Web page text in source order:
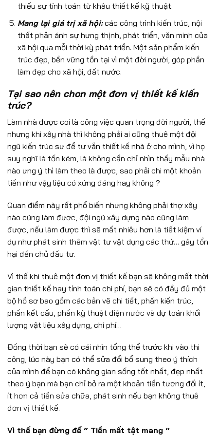
thiếu sự tính toán từ khâu thiết kế kỹ thuật.
Mang lại giá trị xã hội:các công trình kiến trúc, nội
thất phản ánh sự hưng thịnh, phát triển, văn minh của
xã hội qua mỗi thời kỳ phát triển. Một sản phẩm kiến
trúc đẹp, bền vững tồn tại vì một đời người, góp phần
làm đẹp cho xã hội, đất nước.
Tại sao nên chon một đơn vị thiết kế kiến
trúc?
Làm nhà được coi là công việc quan trọng đời người, thế
nhưng khi xây nhà thì không phải ai cũng thuê một đội
ngũ kiến trúc sư để tư vắn thiết kế nhà ở cho mình, vì họ
suy nghĩ là tốn kém, là không cần chỉ nhìn thấy mẫu nhà
nào ưng ý thì làm theo là được, sao phải chi một khoản
tiền như vậy liệu có xứng đáng hay không ?
Quan điểm này rất phổ biến nhưng không phải thợ xây
nào cũng làm đươc, đội ngũ xây dựng nào cũng làm
được, nếu làm được thì sẽ mất nhiêu hơn là tiết kiệm ví
dụ như phát sinh thêm vật tư vật dụng các thứ… gây tổn
hại đến chủ đầu tư.
Vì thế khi thuê một đơn vị thiết kế bạn sẽ không mất thời
gian thiết kế hay tính toán chi phí, bạn sẽ có đầy đủ một
bộ hồ sơ bao gồm các bản vẽ chi tiết, phần kiến trúc,
phấn kết cấu, phần kỹ thuật điện nước và dự toán khối
lượng vật liệu xây dựng, chi phí…
Đồng thời bạn sẽ có cái nhìn tổng thể trước khi vào thi
công, lúc này bạn có thể sửa đổi bổ sung theo ý thích
của mình để bạn có không gian sống tốt nhất, đẹp nhất
theo ý bạn mà bạn chỉ bỏ ra một khoản tiền tương đối ít,
ít hơn cả tiền sửa chữa, phát sinh nếu bạn không thuê
đơn vị thiết kế.
Vì thế bạn đừng để “ Tiền mất tật mang “